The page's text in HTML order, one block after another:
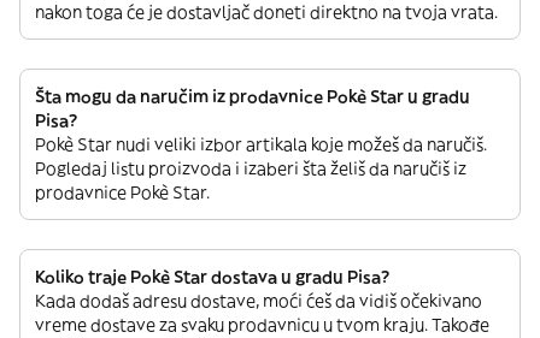
nakon toga će je dostavljač doneti direktno na tvoja vrata.
Šta mogu da naručim iz prodavnice Pokè Star u gradu
Pisa?
Pokè Star nudi veliki izbor artikala koje možeš da naručiš.
Pogledaj listu proizvoda i izaberi šta želiš da naručiš iz
prodavnice Pokè Star.
Koliko traje Pokè Star dostava u gradu Pisa?
Kada dodaš adresu dostave, moći ćeš da vidiš očekivano
vreme dostave za svaku prodavnicu u tvom kraju. Takođe